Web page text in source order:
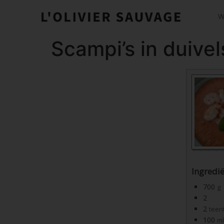
Scampi’s in
700 g
2
2
100 ml